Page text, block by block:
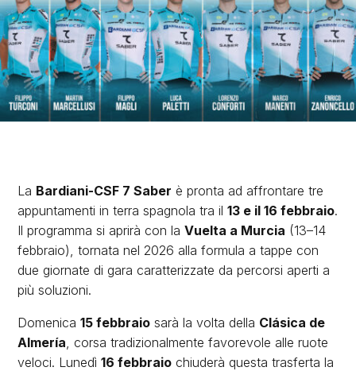
La Bardiani-CSF 7 Saber è pronta ad affrontare tre
appuntamenti in terra spagnola tra il13 e il 16 febbraio.
Il programma si aprirà con laVuelta a Murcia (13–14
febbraio), tornata nel 2026 alla formula a tappe con
due giornate di gara caratterizzate da percorsi aperti a
più soluzioni.
Domenica15 febbraio sarà la volta della Clásica de
Almería, corsa tradizionalmente favorevole alle ruote
veloci. Lunedì16 febbraio chiuderà questa trasferta la